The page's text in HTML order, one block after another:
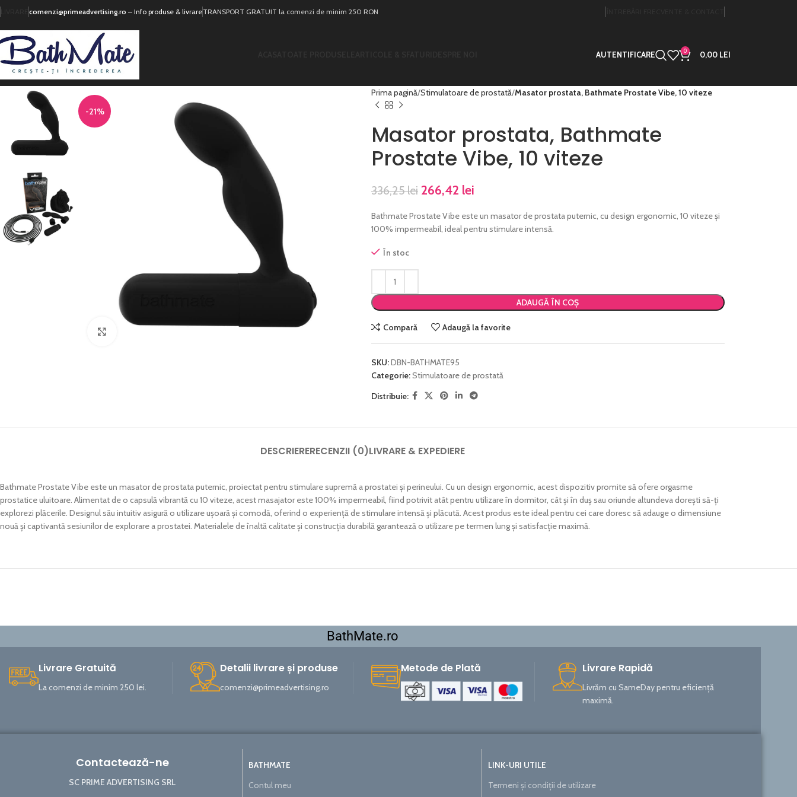
comenzi@primeadvertising.ro – Info produse & livrareTRANSPORT GRATUIT la comenzi de minim 250 RON
AUTENTIFICARE 0 0,00 LEI
-21%
Prima pagină Stimulatoare de prostată Masator prostata, Bathmate Prostate Vibe, 10 viteze
Masator prostata, Bathmate
Prostate Vibe, 10 viteze
336,25lei 266,42 lei
Bathmate Prostate Vibe este un masator de prostata puternic, cu design ergonomic, 10 viteze și
100% impermeabil, ideal pentru stimulare intensă.
În stoc
ADAUGĂ ÎN COȘ
Compară Adaugă la favorite
SKU:DBN-BATHMATE95
Categorie:Stimulatoare de prostată
Distribuie:
DESCRIERERECENZII (0)LIVRARE & EXPEDIERE
Bathmate Prostate Vibe este un masator de prostata puternic, proiectat pentru stimulare supremă a prostatei și perineului. Cu un design ergonomic, acest dispozitiv promite să ofere orgasme
prostatice uluitoare. Alimentat de o capsulă vibrantă cu 10 viteze, acest masajator este 100% impermeabil, fiind potrivit atât pentru utilizare în dormitor, cât și în duș sau oriunde altundeva dorești să-ți
explorezi plăcerile. Designul său intuitiv asigură o utilizare ușoară și comodă, oferind o experiență de stimulare intensă și plăcută. Acest produs este ideal pentru cei care doresc să adauge o dimensiune
nouă și captivantă sesiunilor de explorare a prostatei. Materialele de înaltă calitate și construcția durabilă garantează o utilizare pe termen lung și satisfacție maximă.
BathMate.ro
Livrare Gratuită
La comenzi de minim 250 lei.
Detalii livrare și produse
comenzi@primeadvertising.ro
Metode de Plată Livrare Rapidă
Livrăm cu SameDay pentru eficiență
maximă.
Contactează-ne
SC PRIME ADVERTISING SRL
BATHMATE
Contul meu
LINK-URI UTILE
Termeni și condiții de utilizare